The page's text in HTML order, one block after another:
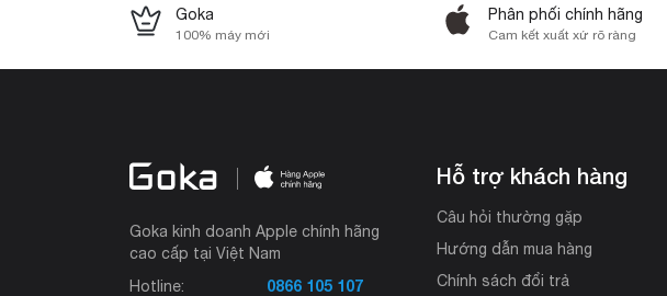
Goka
100% máy mới
Phân phối chính hãng
Cam kết xuất xứ rõ ràng
Goka kinh doanh Apple chính hãng
cao cấp tại Việt Nam
Hotline:
0866 105 107
Hỗ trợ khách hàng
Câu hỏi thường gặp
Hướng dẫn mua hàng
Chính sách đổi trả